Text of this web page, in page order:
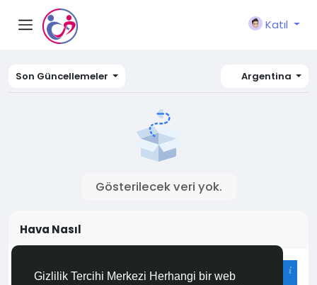
Gizlilik Tercihi Merkezi Herhangi bir web
Katıl
Son Güncellemeler Argentina
Gösterilecek veri yok.
Hava Nasıl
Istanbul